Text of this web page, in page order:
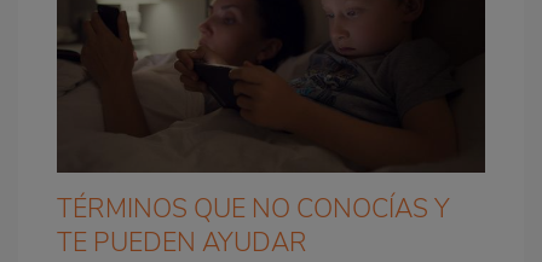
TÉRMINOS QUE NO CONOCÍAS Y
TE PUEDEN AYUDAR